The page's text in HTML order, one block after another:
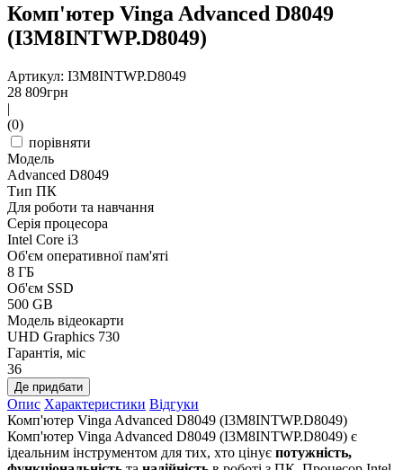
Комп'ютер Vinga Advanced D8049
(I3M8INTWP.D8049)
Артикул: I3M8INTWP.D8049
28 809грн
|
(0)
порівняти
Модель
Advanced D8049
Тип ПК
Для роботи та навчання
Серія процесора
Intel Core i3
Об'єм оперативної пам'яті
8 ГБ
Об'єм SSD
500 GB
Модель відеокарти
UHD Graphics 730
Гарантія, міс
36
Де придбати
Опис Характеристики Відгуки
Комп'ютер Vinga Advanced D8049 (I3M8INTWP.D8049)
Комп'ютер Vinga Advanced D8049 (I3M8INTWP.D8049) є
ідеальним інструментом для тих, хто цінує потужність,